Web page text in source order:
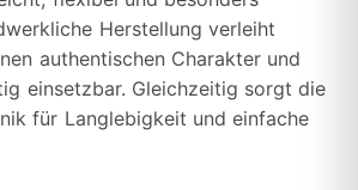
Herstellung verleiht
authentischen Charakter und
einsetzbar. Gleichzeitig sorgt die
für Langlebigkeit und einfache